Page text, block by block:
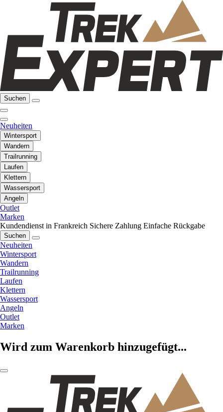
Suchen
Neuheiten
Wintersport
Wandern
Trailrunning
Laufen
Klettern
Wassersport
Angeln
Outlet
Marken
Kundendienst in Frankreich Sichere Zahlung Einfache Rückgabe
Suchen
Neuheiten
Wintersport
Wandern
Trailrunning
Laufen
Klettern
Wassersport
Angeln
Outlet
Marken
Wird zum Warenkorb hinzugefügt...